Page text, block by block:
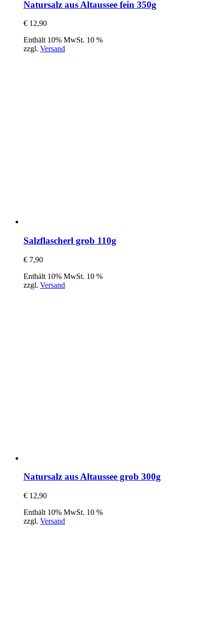
Natursalz aus Altaussee fein 350g
€ 12,90
Enthält 10% MwSt. 10 %
zzgl. Versand
Salzflascherl grob 110g
€ 7,90
Enthält 10% MwSt. 10 %
zzgl. Versand
Natursalz aus Altaussee grob 300g
€ 12,90
Enthält 10% MwSt. 10 %
zzgl. Versand